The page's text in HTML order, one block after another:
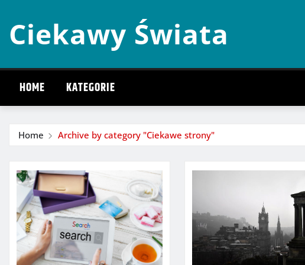
content
Ciekawy Świata
HOME KATEGORIE
Home Archive by category "Ciekawe strony"